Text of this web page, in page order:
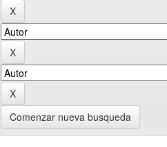
Comenzar nueva busqueda